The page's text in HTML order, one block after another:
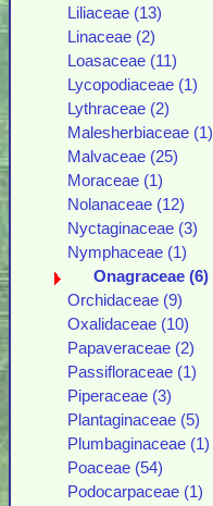
Liliaceae (13)
Linaceae (2)
Loasaceae (11)
Lycopodiaceae (1)
Lythraceae (2)
Malesherbiaceae (1)
Malvaceae (25)
Moraceae (1)
Nolanaceae (12)
Nyctaginaceae (3)
Nymphaceae (1)
Onagraceae (6)
Orchidaceae (9)
Oxalidaceae (10)
Papaveraceae (2)
Passifloraceae (1)
Piperaceae (3)
Plantaginaceae (5)
Plumbaginaceae (1)
Poaceae (54)
Podocarpaceae (1)